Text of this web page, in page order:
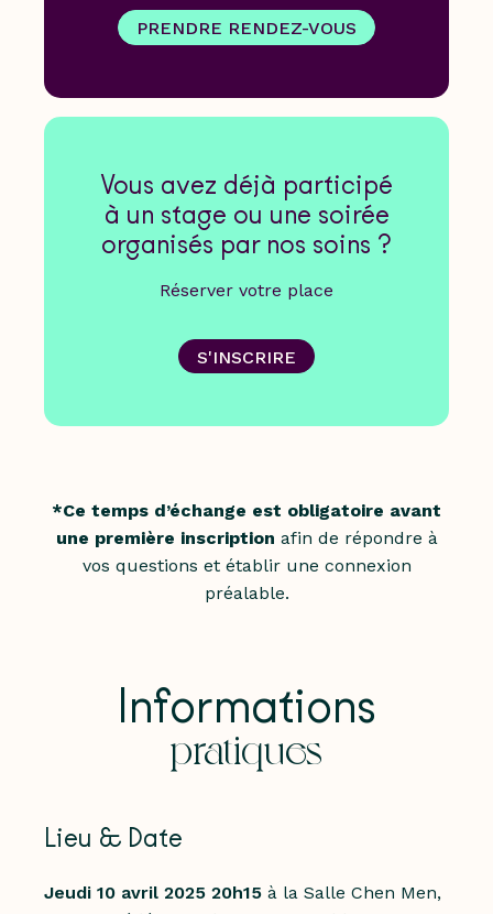
PRENDRE RENDEZ-VOUS
Vous avez déjà participé
à un stage ou une soirée
organisés par nos soins ?
Réserver votre place
S'INSCRIRE
*Ce temps d’échange est obligatoire avant
une première inscription afin de répondre à
vos questions et établir une connexion
préalable.
Informations
pratiques
Lieu & Date
Jeudi 10 avril 2025 20h15 à la Salle Chen Men,